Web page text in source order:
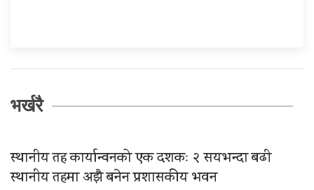
भर्खरै
स्थानीय तह कार्यान्वनको एक दशकः २ सयभन्दा बढी
स्थानीय तहमा अझै बनेन प्रशासकीय भवन